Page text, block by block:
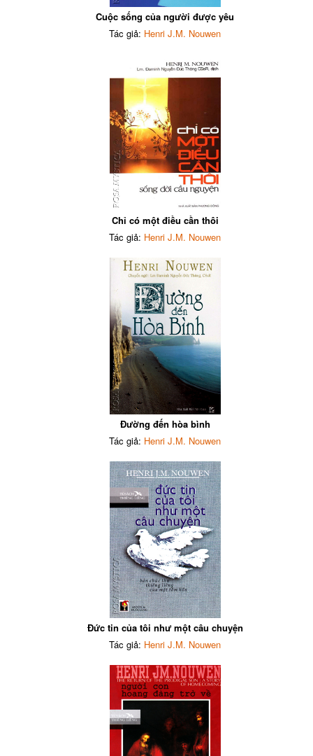
Cuộc sống của người được yêu
Tác giả: Henri J.M. Nouwen
Chỉ có một điều cần thôi
Tác giả: Henri J.M. Nouwen
Đường đến hòa bình
Tác giả: Henri J.M. Nouwen
Đức tin của tôi như một câu chuyện
Tác giả: Henri J.M. Nouwen